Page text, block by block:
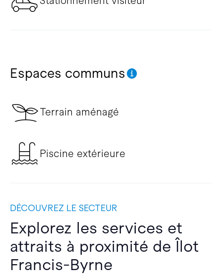
Espaces communs
Terrain aménagé
Piscine extérieure
DÉCOUVREZ LE SECTEUR
Explorez les services et
attraits à proximité de Îlot
Francis-Byrne